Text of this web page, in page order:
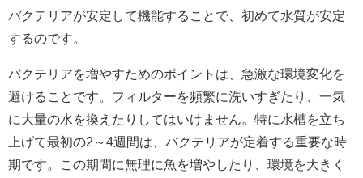
バクテリアが安定して機能することで、初めて水質が安定
するのです。
バクテリアを増やすためのポイントは、急激な環境変化を
避けることです。フィルターを頻繁に洗いすぎたり、一気
に大量の水を換えたりしてはいけません。特に水槽を立ち
上げて最初の2～4週間は、バクテリアが定着する重要な時
期です。この期間に無理に魚を増やしたり、環境を大きく